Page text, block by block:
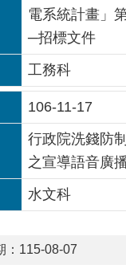
電系統計畫」
─招標文件
工務科
106-11-17
行政院洗錢防
之宣導語音廣
水文科
：115-08-07